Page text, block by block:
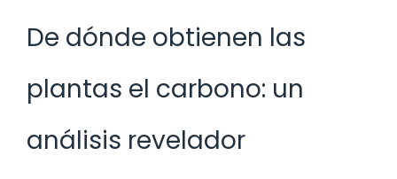
De dónde obtienen las
plantas el carbono: un
análisis revelador